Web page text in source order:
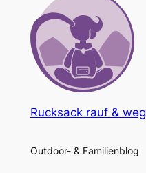
Rucksack rauf & weg
Outdoor- & Familienblog